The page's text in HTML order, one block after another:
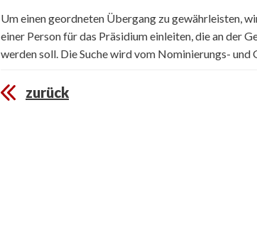
Um einen geordneten Übergang zu gewährleisten,
einer Person für das Präsidium einleiten, die an der
werden soll. Die Suche wird vom Nominierungs- und
zurück